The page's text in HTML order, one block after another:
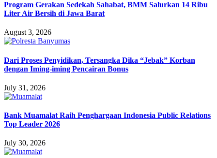
Program Gerakan Sedekah Sahabat, BMM Salurkan 14 Ribu
Liter Air Bersih di Jawa Barat
August 3, 2026
Dari Proses Penyidikan, Tersangka Dika “Jebak” Korban
dengan Iming-iming Pencairan Bonus
July 31, 2026
Bank Muamalat Raih Penghargaan Indonesia Public Relations
Top Leader 2026
July 30, 2026